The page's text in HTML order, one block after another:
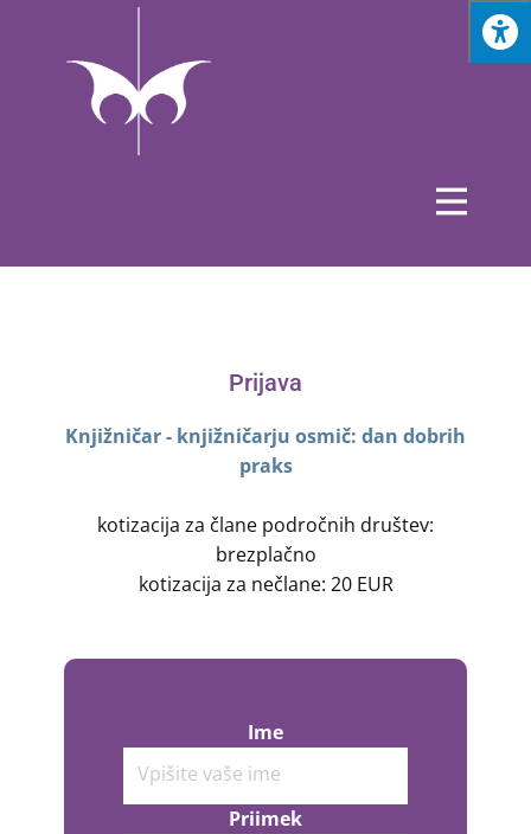
Prijava
Knjižničar - knjižničarju osmič: dan dobrih
praks
kotizacija za člane področnih društev:
brezplačno
kotizacija za nečlane: 20 EUR
Ime
Priimek